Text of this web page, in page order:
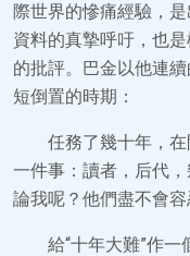
際世界的慘痛經驗，
資料的真摯呼吁，也
的批評。巴金以他連
短倒置的時期：
任務了幾十年，
一件事：讀者，后代
論我呢？他們盡不會
給“十年大難”作